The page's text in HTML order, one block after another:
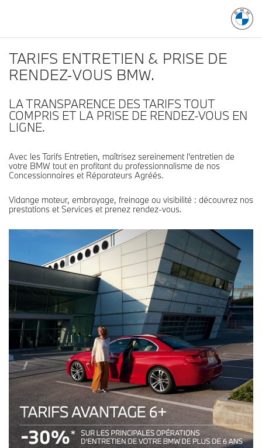
TARIFS ENTRETIEN & PRISE DE
RENDEZ-VOUS BMW.
LA TRANSPARENCE DES TARIFS TOUT
COMPRIS ET LA PRISE DE RENDEZ-VOUS EN
LIGNE.
Avec les Tarifs Entretien, maîtrisez sereinement l'entretien de
votre BMW tout en profitant du professionnalisme de nos
Concessionnaires et Réparateurs Agréés.
Vidange moteur, embrayage, freinage ou visibilité : découvrez nos
prestations et Services et prenez rendez-vous.